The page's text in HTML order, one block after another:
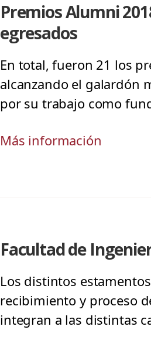
Premios Alumni
egresados
En total, fueron 21 los
alcanzando el galardón
por su trabajo como
Más información
Facultad de
Los distintos
recibimiento y proceso
integran a las distintas